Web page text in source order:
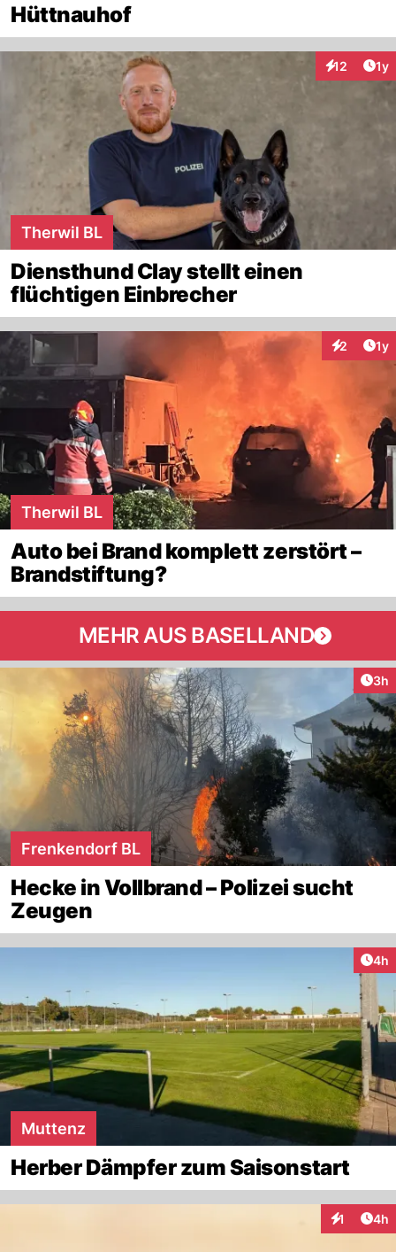
Hüttnauhof
12 1y
Therwil BL
Diensthund Clay stellt einen
flüchtigen Einbrecher
2 1y
Therwil BL
Auto bei Brand komplett zerstört –
Brandstiftung?
MEHR AUS BASELLAND
3h
Frenkendorf BL
Hecke in Vollbrand – Polizei sucht
Zeugen
4h
Muttenz
Herber Dämpfer zum Saisonstart
1 4h